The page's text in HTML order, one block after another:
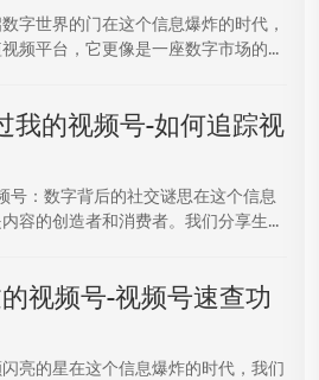
字世界的门在这个信息爆炸的时代，
频平台，它更像是一座数字市场的...
我的视频号-如何追踪视
号：数字背后的社交谜思在这个信息
容的创造者和消费者。我们分享生...
视频号-视频号速查功
亮的星在这个信息爆炸的时代，我们